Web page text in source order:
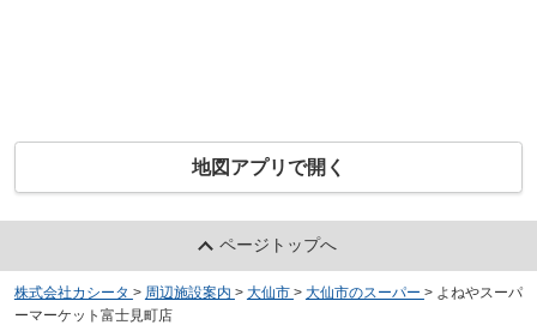
地図アプリで開く
ページトップへ
株式会社カシータ > 周辺施設案内 > 大仙市 > 大仙市のスーパー > よねやスーパ
ーマーケット富士見町店